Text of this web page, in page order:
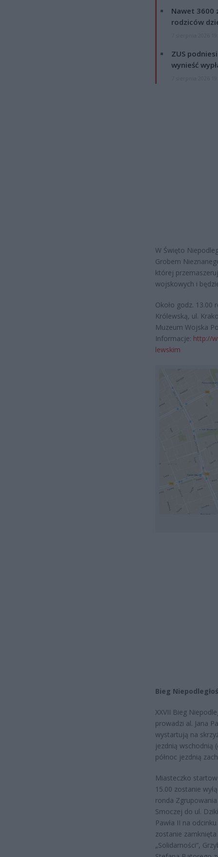
Nawet 3600
rodziców
ZUS
wynieść
W Święto
Grobem
której
wojskowych i
Około godz. 13.00
Królewską, ul.
Muzeum Wojska
Informacje: http://
lewskim
Bieg
XXVII Bieg
prowadzi al. Jana
wystartują na
jezdnią wschodnią
północ jezdnią
Miasteczko
15.00 zostanie
ronda Zgrupowania
Smoczej do ul.
Pawła II na
zostanie
„Solidarności”,